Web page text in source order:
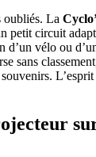
oubliés. La
petit circuit
d’un vélo ou
sans